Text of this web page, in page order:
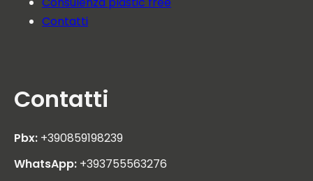
Contatti
Contatti
Pbx: +390859198239
WhatsApp: +393755563276